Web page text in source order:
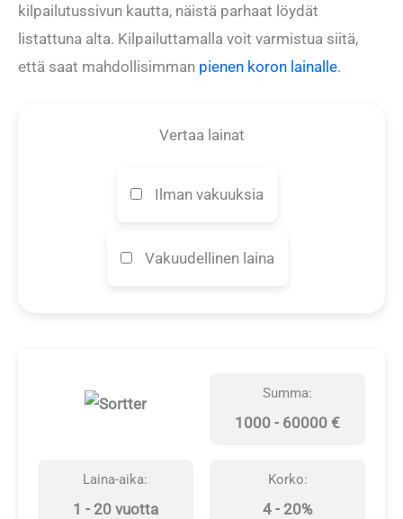
kilpailutussivun kautta, näistä parhaat löydät
listattuna alta. Kilpailuttamalla voit varmistua siitä,
että saat mahdollisimman pienen koron lainalle.
Vertaa lainat
Ilman vakuuksia
Vakuudellinen laina
Summa:
1000 - 60000 €
Laina-aika:
1 - 20 vuotta
Korko:
4 - 20%